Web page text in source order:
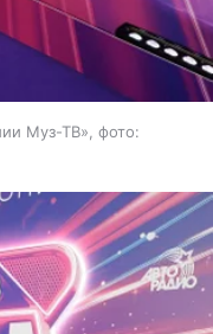
Муз-ТВ», фото: